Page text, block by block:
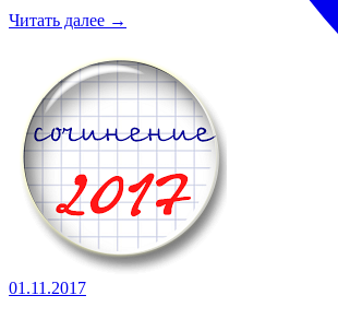
Читать далее →
01.11.2017